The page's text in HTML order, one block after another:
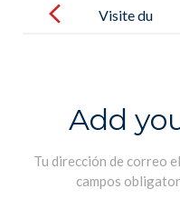
navigation
Visite du
de los
alumnos de
GS al nuevo
Add
Tu dirección de correo
campos